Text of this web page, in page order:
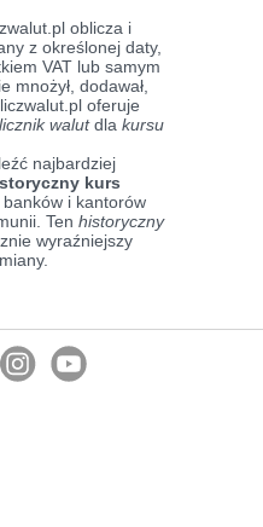
oblicza i
z określonej daty,
VAT lub samym
mnożył, dodawał,
oferuje
walutdla kursu
najbardziej
kurs
i kantorów
Ten historyczny
wyraźniejszy